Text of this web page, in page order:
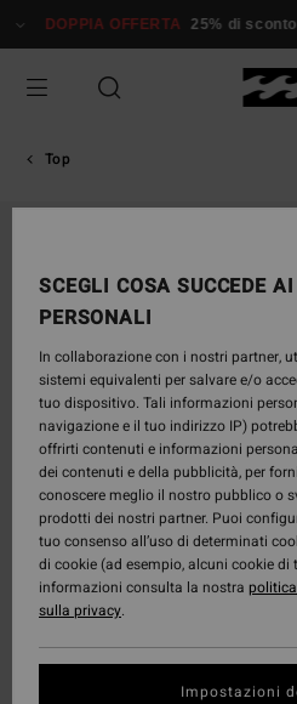
alle
prodotto
DOPPIA OFFERTA 25% di sconto
Top
SCEGLI COSA SUCCEDE
PERSONALI
In collaborazione con i nostri partner,
sistemi equivalenti per salvare e/o
tuo dispositivo. Tali informazioni
navigazione e il tuo indirizzo IP)
offrirti contenuti e informazioni
dei contenuti e della pubblicità, per
conoscere meglio il nostro pubblico o
prodotti dei nostri partner. Puoi
tuo consenso all’uso di determinati
di cookie (ad esempio, alcuni cookie
informazioni consulta la nostra
sulla privacy.
Impostazioni